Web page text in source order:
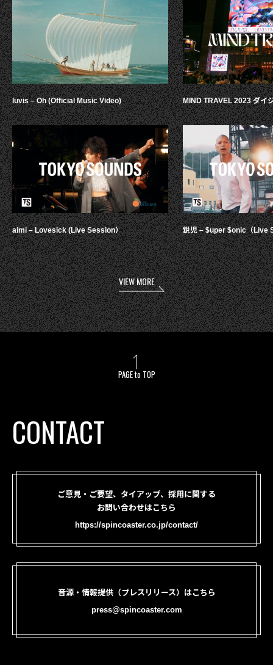
luvis – Oh (Official Music Video)
aimi – Lovesick (Live Session）
MIND TRAVEL 2023 ダイ
鋭児 – $uper $onic（Live
VIEW MORE
PAGE to TOP
CONTACT
ご意見・ご要望、タイアップ、採用に関する
お問い合わせはこちら
https://spincoaster.co.jp/contact/
音源・情報提供（プレスリリース）はこちら
press@spincoaster.com